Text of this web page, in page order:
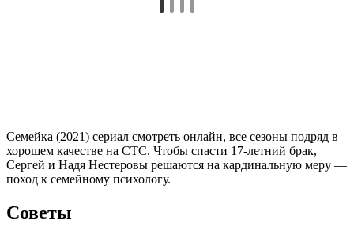
Семейка (2021) сериал смотреть онлайн, все сезоны подряд в
хорошем качестве на СТС. Чтобы спасти 17-летний брак,
Сергей и Надя Нестеровы решаются на кардинальную меру —
поход к семейному психологу.
Советы